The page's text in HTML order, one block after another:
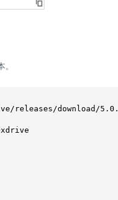
releases/download/5.0 .